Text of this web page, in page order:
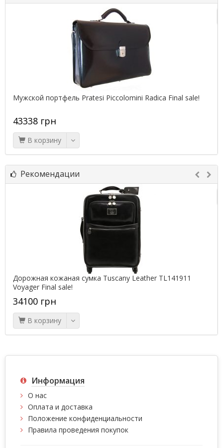
Radica Final sale!
-14%
Мужской портфель Pratesi
Рекомендации
сумка Tuscany Leather TL141911 Женский кошелёк
Информация
О нас
Оплата и доставка
Положение конфиденциальности
Правила проведения покупок